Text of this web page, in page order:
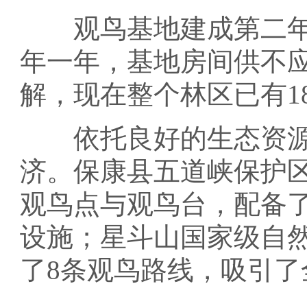
观鸟基地建成第二年
年一年，基地房间供不
解，现在整个林区已有
依托良好的生态资源
济。保康县五道峡保护
观鸟点与观鸟台，配备
设施；星斗山国家级自
了8条观鸟路线，吸引